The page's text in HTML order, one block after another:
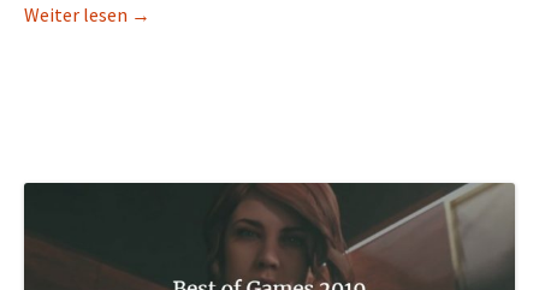
Weiter lesen The Witcher auf Netflix: Kann uns auch die Serie
→